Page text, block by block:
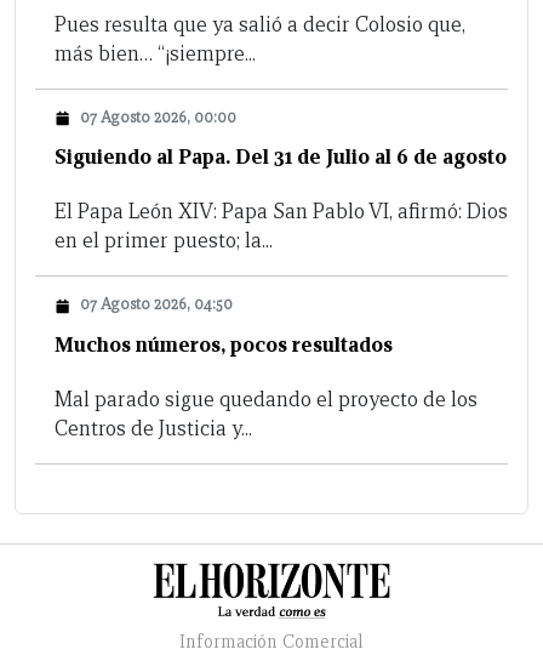
Pues resulta que ya salió a decir Colosio que,
más bien… “¡siempre...
07 Agosto 2026, 00:00
Siguiendo al Papa. Del 31 de Julio al 6 de agosto
El Papa León XIV: Papa San Pablo VI, afirmó: Dios
en el primer puesto; la...
07 Agosto 2026, 04:50
Muchos números, pocos resultados
Mal parado sigue quedando el proyecto de los
Centros de Justicia y...
Información Comercial